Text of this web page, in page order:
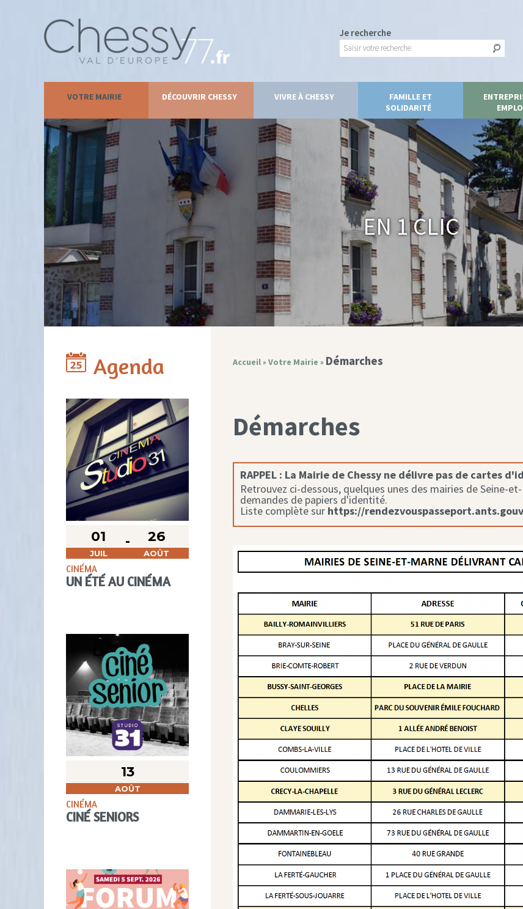
Je recherche
VOTRE MAIRIE DÉCOUVRIR CHESSY VIVRE À CHESSY
FAMILLE ET
SOLIDARITÉ
En 1 clic
Agenda
01
JUIL
26
AOÛT
CINÉMA
UN ÉTÉ AU CINÉMA
13
AOÛT
CINÉMA
CINÉ SENIORS
Accueil» Votre Mairie » Démarches
Démarches
RAPPEL : La Mairie de Chessy ne délivre pas de cartes
Retrouvez ci-dessous, quelques unes des mairies de Seine-
demandes de papiers d'identité.
Liste complète sur https://